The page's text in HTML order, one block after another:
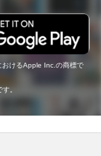
けるApple Inc.の商標で
。